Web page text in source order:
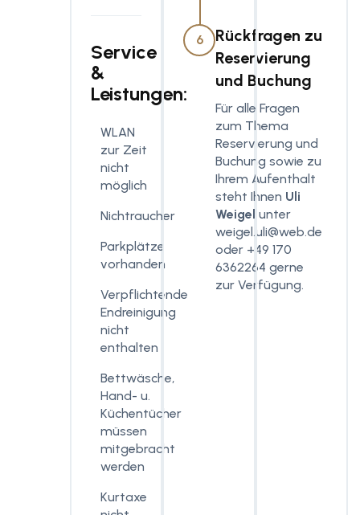
Service
&
Leistungen:
WLAN
zur Zeit
nicht
möglich
Nichtraucher
Parkplätze
vorhanden
Verpflichtende
Endreinigung
nicht
enthalten
Bettwäsche,
Hand- u.
Küchentücher
müssen
mitgebracht
werden
Kurtaxe
6
Rückfragen zu
Reservierung
und Buchung
Für alle Fragen
zum Thema
Reservierung und
Buchung sowie zu
Ihrem Aufenthalt
steht Ihnen Uli
Weigelunter
weigel.uli@web.de
oder +49 170
6362264 gerne
zur Verfügung.